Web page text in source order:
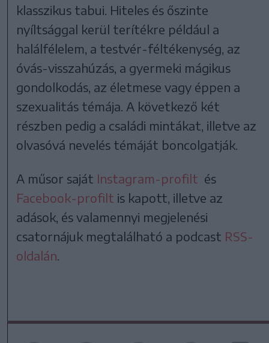
klasszikus tabui. Hiteles és őszinte
nyíltsággal kerül terítékre például a
halálfélelem, a testvér-féltékenység, az
óvás-visszahúzás, a gyermeki mágikus
gondolkodás, az életmese vagy éppen a
szexualitás témája. A következő két
részben pedig a családi mintákat, illetve az
olvasóvá nevelés témáját boncolgatják.
A műsor saját Instagram-profilt és
Facebook-profilt is kapott, illetve az
adások, és valamennyi megjelenési
csatornájuk megtalálható a podcast RSS-
oldalán.